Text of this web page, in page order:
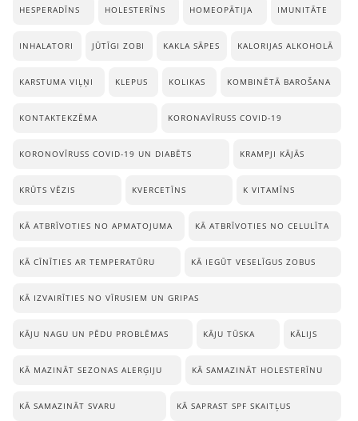
HESPERADĪNS HOLESTERĪNS HOMEOPĀTIJA IMUNITĀTE
INHALATORI JŪTĪGI ZOBI KAKLA SĀPES KALORIJAS ALKOHOLĀ
KARSTUMA VIĻŅI KLEPUS KOLIKAS KOMBINĒTĀ BAROŠANA
KONTAKTEKZĒMA KORONAVĪRUSS COVID-19
KORONOVĪRUSS COVID-19 UN DIABĒTS KRAMPJI KĀJĀS
KRŪTS VĒZIS KVERCETĪNS K VITAMĪNS
KĀ ATBRĪVOTIES NO APMATOJUMA KĀ ATBRĪVOTIES NO CELULĪTA
KĀ CĪNĪTIES AR TEMPERATŪRU KĀ IEGŪT VESELĪGUS ZOBUS
KĀ IZVAIRĪTIES NO VĪRUSIEM UN GRIPAS
KĀJU NAGU UN PĒDU PROBLĒMAS KĀJU TŪSKA KĀLIJS
KĀ MAZINĀT SEZONAS ALERĢIJU KĀ SAMAZINĀT HOLESTERĪNU
KĀ SAMAZINĀT SVARU KĀ SAPRAST SPF SKAITĻUS